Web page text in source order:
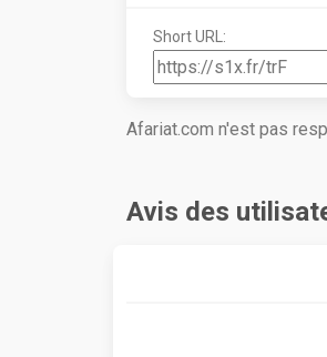
Short URL:
Afariat.com n'est pas
Avis des